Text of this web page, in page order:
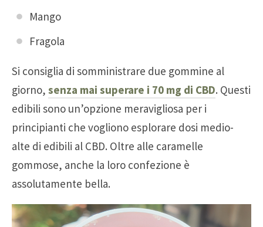
Mango
Fragola
Si consiglia di somministrare due gommine al
giorno, senza mai superare i 70 mg di CBD. Questi
edibili sono un’opzione meravigliosa per i
principianti che vogliono esplorare dosi medio-
alte di edibili al CBD. Oltre alle caramelle
gommose, anche la loro confezione è
assolutamente bella.